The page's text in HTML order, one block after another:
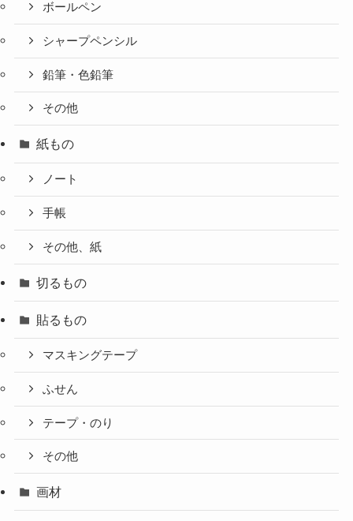
ボールペン
シャープペンシル
鉛筆・色鉛筆
その他
紙もの
ノート
手帳
その他、紙
切るもの
貼るもの
マスキングテープ
ふせん
テープ・のり
その他
画材